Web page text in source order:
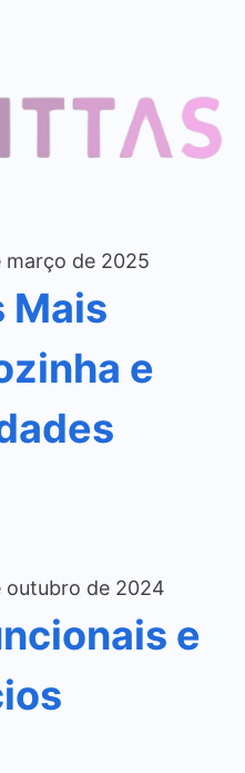
março de 2025
Mais
e
outubro de 2024
e